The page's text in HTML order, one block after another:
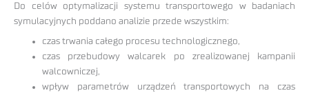
Do celów optymalizacji systemu transportowego w badaniach
symulacyjnych poddano analizie przede wszystkim:
czas trwania całego procesu technologicznego,
czas przebudowy walcarek po zrealizowanej kampanii
walcowniczej,
wpływ parametrów urządzeń transportowych na czas